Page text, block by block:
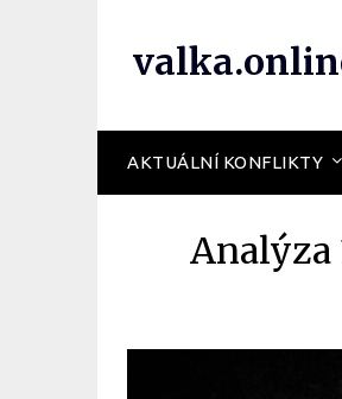
AKTUÁLNÍ KONFLIKTY
Analýza